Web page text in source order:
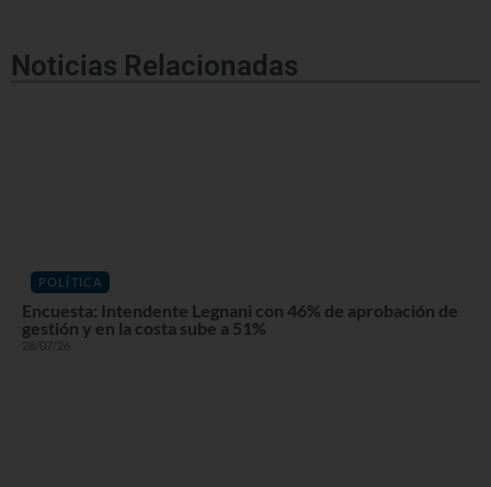
Noticias Relacionadas
POLÍTICA
Encuesta: Intendente Legnani con 46% de aprobación de
gestión y en la costa sube a 51%
28/07/26